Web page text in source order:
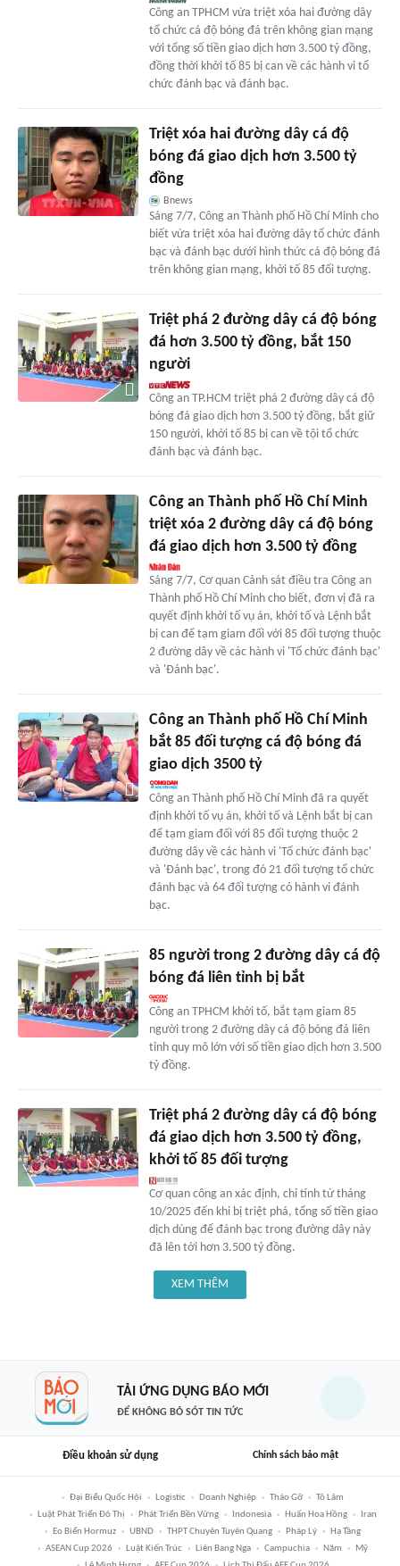
Công an TPHCM vừa triệt xóa hai đường dây
tổ chức cá độ bóng đá trên không gian mạng
với tổng số tiền giao dịch hơn 3.500 tỷ đồng,
đồng thời khởi tố 85 bị can về các hành vi tổ
chức đánh bạc và đánh bạc.
Triệt xóa hai đường dây cá độ
bóng đá giao dịch hơn 3.500 tỷ
đồng
Bnews
Sáng 7/7, Công an Thành phố Hồ Chí Minh cho
biết vừa triệt xóa hai đường dây tổ chức đánh
bạc và đánh bạc dưới hình thức cá độ bóng đá
trên không gian mạng, khởi tố 85 đối tượng.
Triệt phá 2 đường dây cá độ bóng
đá hơn 3.500 tỷ đồng, bắt 150
người
Công an TP.HCM triệt phá 2 đường dây cá độ
bóng đá giao dịch hơn 3.500 tỷ đồng, bắt giữ
150 người, khởi tố 85 bị can về tội tổ chức
đánh bạc và đánh bạc.
Công an Thành phố Hồ Chí Minh
triệt xóa 2 đường dây cá độ bóng
đá giao dịch hơn 3.500 tỷ đồng
Sáng 7/7, Cơ quan Cảnh sát điều tra Công an
Thành phố Hồ Chí Minh cho biết, đơn vị đã ra
quyết định khởi tố vụ án, khởi tố và Lệnh bắt
bị can để tạm giam đối với 85 đối tượng thuộc
2 đường dây về các hành vi 'Tổ chức đánh bạc'
và 'Đánh bạc'.
Công an Thành phố Hồ Chí Minh
bắt 85 đối tượng cá độ bóng đá
giao dịch 3500 tỷ
Công an Thành phố Hồ Chí Minh đã ra quyết
định khởi tố vụ án, khởi tố và Lệnh bắt bị can
để tạm giam đối với 85 đối tượng thuộc 2
đường dây về các hành vi 'Tổ chức đánh bạc'
và 'Đánh bạc', trong đó 21 đối tượng tổ chức
đánh bạc và 64 đối tượng có hành vi đánh
bạc.
85 người trong 2 đường dây cá độ
bóng đá liên tỉnh bị bắt
Công an TPHCM khởi tố, bắt tạm giam 85
người trong 2 đường dây cá độ bóng đá liên
tỉnh quy mô lớn với số tiền giao dịch hơn 3.500
tỷ đồng.
Triệt phá 2 đường dây cá độ bóng
đá giao dịch hơn 3.500 tỷ đồng,
khởi tố 85 đối tượng
Cơ quan công an xác định, chỉ tính từ tháng
10/2025 đến khi bị triệt phá, tổng số tiền giao
dịch dùng để đánh bạc trong đường dây này
đã lên tới hơn 3.500 tỷ đồng.
XEM THÊM
TẢI ỨNG DỤNG BÁO MỚI
ĐỂ KHÔNG BỎ SÓT TIN TỨC
Điều khoản sử dụng Chính sách bảo mật
Đại Biểu Quốc Hội Logistic Doanh Nghiệp Tháo Gỡ
Tô Lâm
Luật Phát Triển Đô Thị
Phát Triển Bền Vững Indonesia Huấn Hoa Hồng
Iran
Eo Biển Hormuz
UBND THPT Chuyên Tuyên Quang Pháp Lý
Hạ Tầng
ASEAN Cup 2026
Luật Kiến Trúc Liên Bang Nga Campuchia Năm
Mỹ